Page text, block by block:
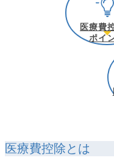
医療費
ポイ
医療費控除とは